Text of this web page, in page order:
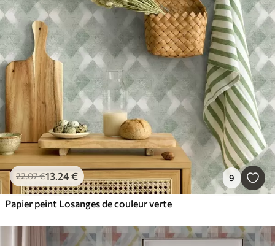
22.07€13.24€ 9
Papier peint Losanges de couleur verte